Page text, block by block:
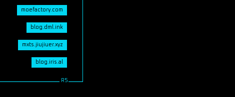
moefactory.com
blog.dml.ink
mxts.jiujiuer.xyz
blog.iris.al